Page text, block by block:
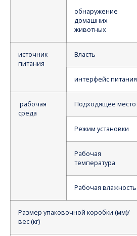
обнаружение
домашних
животных
источник
питания
Власть
интерфейс питания
рабочая
среда
Подходящее место
Режим установки
Рабочая
температура
Рабочая влажность
Размер упаковочной коробки (мм)/
вес (кг)